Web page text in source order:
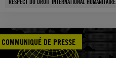
RESPECT DU DROIT INTERNATIONAL HUMANITAIRE
COMMUNIQUÉ DE PRESSE